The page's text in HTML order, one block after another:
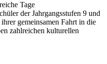
Tage
der Jahrgangsstufen 9 und
gemeinsamen Fahrt in die
zahlreichen kulturellen